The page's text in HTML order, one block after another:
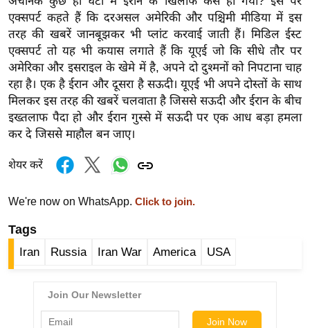
n
g
N
e
w
s
ला
इ
स्टा
ल
टे
क्नॉ
एक्सपर्ट कहते हैं कि दरअसल अमेरिकी और पश्चिमी मीडिया में इस
तरह की खबरें जानबूझकर भी प्लांट करवाई जाती हैं। मिडिल ईस्ट
एक्सपर्ट तो यह भी कयास लगाते हैं कि यूएई जो कि सीधे तौर पर
अमेरिका और इसराइल के खेमे में है, अपने दो दुश्मनों को निपटाना चाह
रहा है। एक है ईरान और दूसरा है सऊदी। यूएई भी अपने दोस्तों के साथ
मिलकर इस तरह की खबरें चलवाता है जिससे सऊदी और ईरान के बीच
इख्तलाफ पैदा हो और ईरान गुस्से में सऊदी पर एक आध बड़ा हमला
कर दे जिससे माहौल बन जाए।
शेयर करें
We're now on WhatsApp. Click to join.
Tags
Iran Russia Iran War America USA